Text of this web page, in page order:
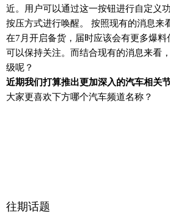
近。用户可以通过这一按钮进行自定义
按压方式进行唤醒。 按照现有的消息来
在7月开启备货，届时应该会有更多爆
可以保持关注。而结合现有的消息来看
级呢？
近期我们打算推出更加深入的汽车相关节
大家更喜欢下方哪个汽车频道名称？
往期话题